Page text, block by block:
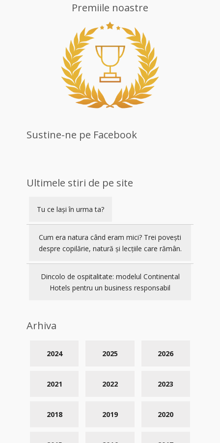
Premiile noastre
Sustine-ne pe Facebook
Ultimele stiri de pe site
Tu ce lași în urma ta?
Cum era natura când eram mici? Trei povești
despre copilărie, natură și lecțiile care rămân.
Dincolo de ospitalitate: modelul Continental
Hotels pentru un business responsabil
Arhiva
2026
2025
2024
2023
2022
2021
2020
2019
2018